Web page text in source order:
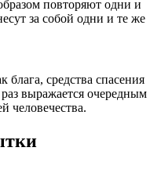
повторяют одни и
за собой одни и те же
средства спасения
выражается очередным
человечества.